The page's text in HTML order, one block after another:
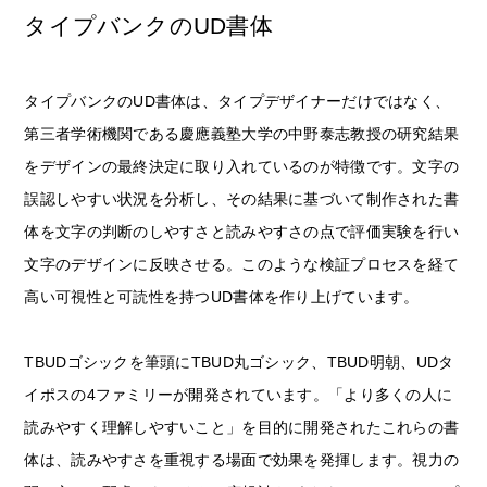
タイプバンクのUD書体
タイプバンクのUD書体は、タイプデザイナーだけではなく、
第三者学術機関である慶應義塾大学の中野泰志教授の研究結果
をデザインの最終決定に取り入れているのが特徴です。文字の
誤認しやすい状況を分析し、その結果に基づいて制作された書
体を文字の判断のしやすさと読みやすさの点で評価実験を行い
文字のデザインに反映させる。このような検証プロセスを経て
高い可視性と可読性を持つUD書体を作り上げています。
TBUDゴシックを筆頭にTBUD丸ゴシック、TBUD明朝、UDタ
イポスの4ファミリーが開発されています。「より多くの人に
読みやすく理解しやすいこと」を目的に開発されたこれらの書
体は、読みやすさを重視する場面で効果を発揮します。視力の
文字数カウンター
利用規約 プライバシーポリシー お問合わせ